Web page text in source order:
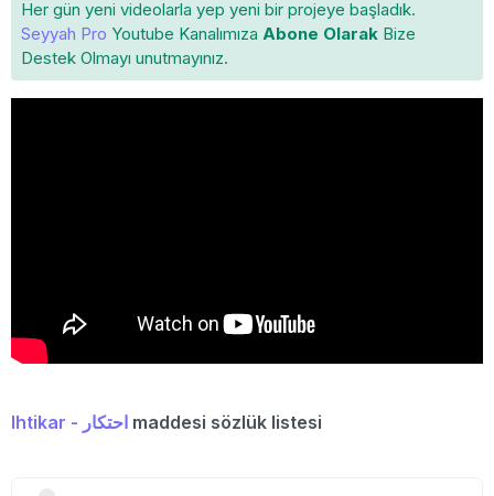
Her gün yeni videolarla yep yeni bir projeye başladık.
Seyyah Pro Youtube Kanalımıza Abone Olarak Bize
Destek Olmayı unutmayınız.
Ihtikar - احتكار maddesi sözlük listesi